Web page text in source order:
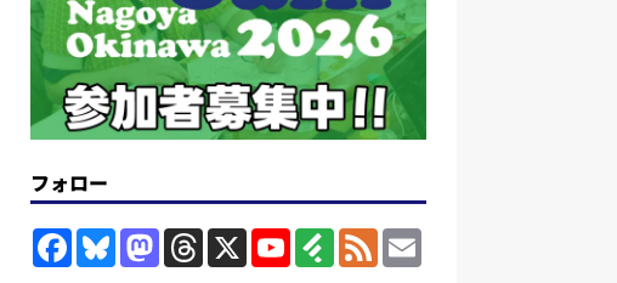
フォロー
F
a
B
l
M
a
T
h
X
Y
o
F
e
F
e
E
m